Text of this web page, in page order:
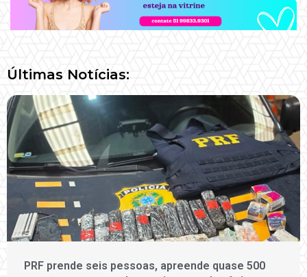
Últimas Notícias:
PRF prende seis pessoas, apreende quase 500